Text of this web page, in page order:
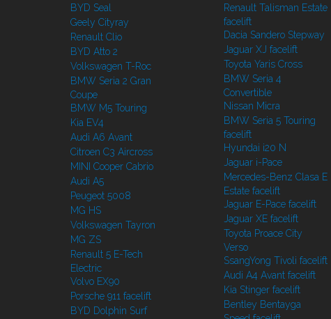
BYD Seal
Geely Cityray
Renault Clio
BYD Atto 2
Volkswagen T-Roc
BMW Seria 2 Gran
Coupe
BMW M5 Touring
Kia EV4
Audi A6 Avant
Citroen C3 Aircross
MINI Cooper Cabrio
Audi A5
Peugeot 5008
MG HS
Volkswagen Tayron
MG ZS
Renault 5 E-Tech
Electric
Volvo EX90
Porsche 911 facelift
BYD Dolphin Surf
Renault Talisman Estate
facelift
Dacia Sandero Stepway
Jaguar XJ facelift
Toyota Yaris Cross
BMW Seria 4
Convertible
Nissan Micra
BMW Seria 5 Touring
facelift
Hyundai i20 N
Jaguar i-Pace
Mercedes-Benz Clasa E
Estate facelift
Jaguar E-Pace facelift
Jaguar XE facelift
Toyota Proace City
Verso
SsangYong Tivoli facelift
Audi A4 Avant facelift
Kia Stinger facelift
Bentley Bentayga